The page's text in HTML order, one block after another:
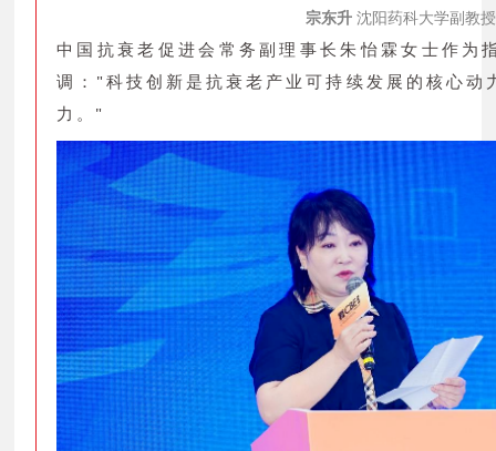
宗东升沈阳药科大学副教授
中国抗衰老促进会常务副理事长朱怡霖女士作为
调："科技创新是抗衰老产业可持续发展的核心动
力。"